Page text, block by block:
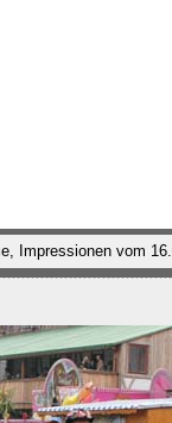
Impressionen vom